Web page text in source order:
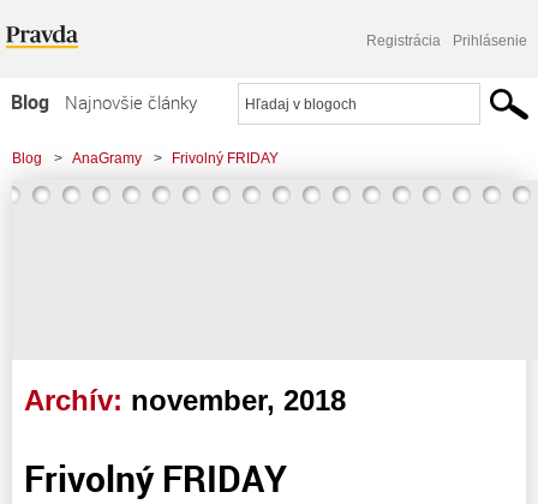
Registrácia Prihlásenie
Blog
Najnovšie články
Najčítanejšie články
Najkomentovanejšie články
Blog > AnaGramy > Frivolný FRIDAY
Archív: november, 2018
Frivolný FRIDAY